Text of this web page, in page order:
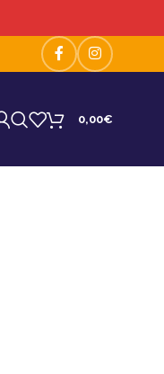
0,00€